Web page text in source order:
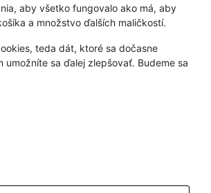
aby všetko fungovalo ako má, aby
a množstvo ďalších maličkostí.
teda dát, ktoré sa dočasne
sa ďalej zlepšovať. Budeme sa
platby a doručenia
podmienky